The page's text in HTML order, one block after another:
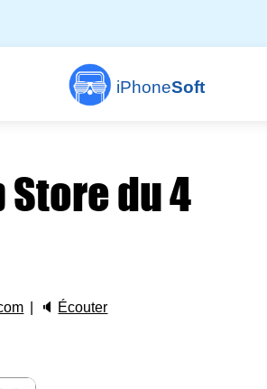
iPhoneSoft
Store du 4
🔈 Écouter